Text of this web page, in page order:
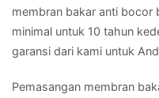
membran bakar anti bocor
minimal untuk 10 tahun
garansi dari kami untuk
Pemasangan membran